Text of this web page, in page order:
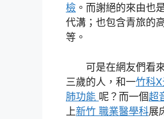
檢 。而謝絕的來由也
代溝；也包含青旅的
等。
可是在網友們看
三歲的人，和一竹科
肺功能 呢？而一個超
上新竹 職業醫學科展